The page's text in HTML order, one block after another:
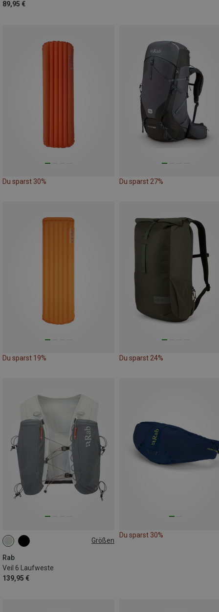
89,95 €
Du sparst 30% Du sparst 27%
Du sparst 19% Du sparst 24%
Größen
Rab
Veil 6 Laufweste
139,95 €
6L | L
Du sparst 30%